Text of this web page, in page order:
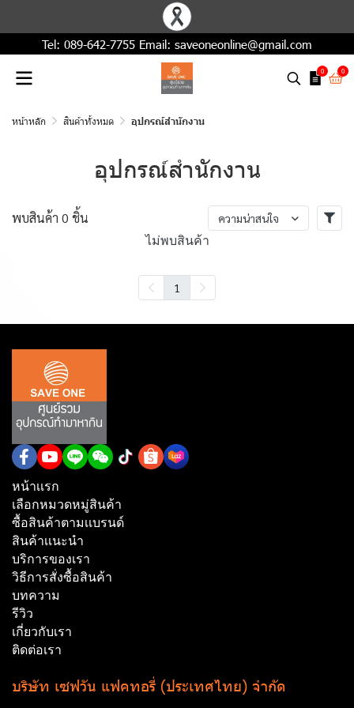
Tel: 089-642-7755 Email: saveoneonline@gmail.com
0 0
หน้าหลัก สินค้าทั้งหมด อุปกรณ์สำนักงาน
อุปกรณ์สำนักงาน
พบสินค้า 0 ชิ้น ความน่าสนใจ
ไม่พบสินค้า
1
หน้าเเรก
เลือกหมวดหมู่สินค้า
ซื้อสินค้าตามเเบรนด์
สินค้าเเนะนำ
บริการของเรา
วิธีการสั่งซื้อสินค้า
บทความ
รีวิว
เกี่ยวกับเรา
ติดต่อเรา
บริษัท เซฟวัน แฟคทอรี่ (ประเทศไทย) จำกัด